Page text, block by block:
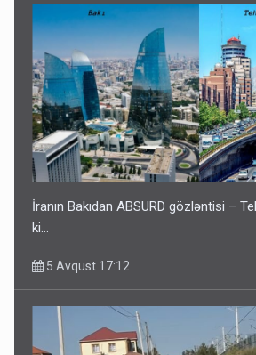
İranın Bakıdan ABSURD gözləntisi –
ki…
5 Avqust 17:12